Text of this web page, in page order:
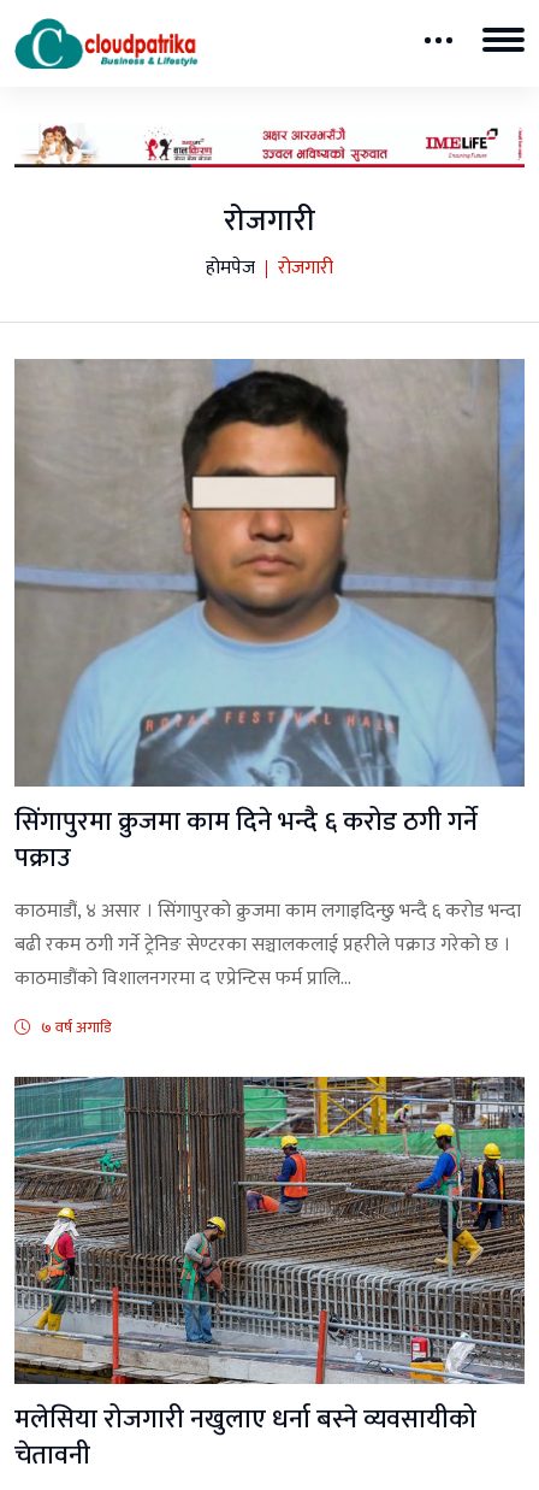
रोजगारी
होमपेज रोजगारी
सिंगापुरमा क्रुजमा काम दिने भन्दै ६ करोड ठगी गर्ने
पक्राउ
काठमाडौं, ४ असार । सिंगापुरको क्रुजमा काम लगाइदिन्छु भन्दै ६ करोड भन्दा
बढी रकम ठगी गर्ने ट्रेनिङ सेण्टरका सञ्चालकलाई प्रहरीले पक्राउ गरेको छ ।
काठमाडौंको विशालनगरमा द एप्रेन्टिस फर्म प्रालि...
७ वर्ष अगाडि
मलेसिया रोजगारी नखुलाए धर्ना बस्ने व्यवसायीको
चेतावनी